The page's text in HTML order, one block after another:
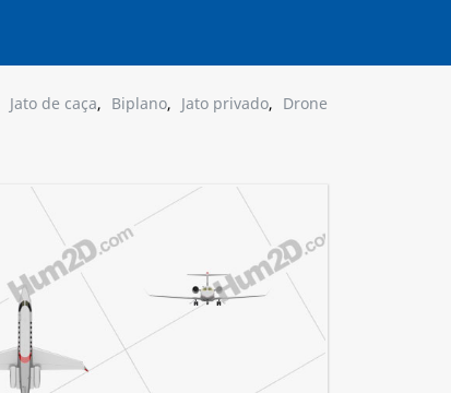
Jato de caça, Biplano, Jato privado, Drone